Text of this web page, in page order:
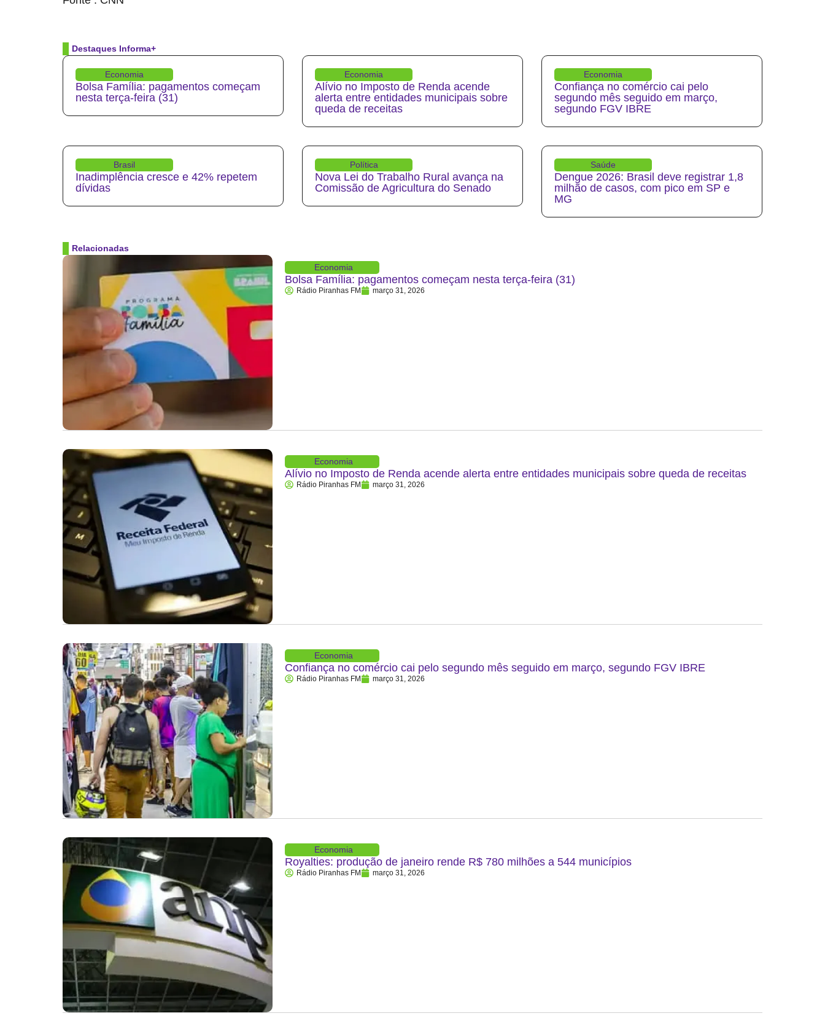
Destaques Informa+
Economia
Bolsa Família: pagamentos começam
nesta terça-feira (31)
Economia
Alívio no Imposto de Renda acende
alerta entre entidades municipais sobre
queda de receitas
Economia
Confiança no comércio cai pelo
segundo mês seguido em março,
segundo FGV IBRE
Brasil
Inadimplência cresce e 42% repetem
dívidas
Política
Nova Lei do Trabalho Rural avança na
Comissão de Agricultura do Senado
Saúde
Dengue 2026: Brasil deve registrar 1,8
milhão de casos, com pico em SP e
MG
Relacionadas
Economia
Bolsa Família: pagamentos começam nesta terça-feira (31)
Rádio Piranhas FM março 31, 2026
Economia
Alívio no Imposto de Renda acende alerta entre entidades municipais sobre queda de receitas
Rádio Piranhas FM março 31, 2026
Economia
Confiança no comércio cai pelo segundo mês seguido em março, segundo FGV IBRE
Rádio Piranhas FM março 31, 2026
Economia
Royalties: produção de janeiro rende R$ 780 milhões a 544 municípios
Rádio Piranhas FM março 31, 2026